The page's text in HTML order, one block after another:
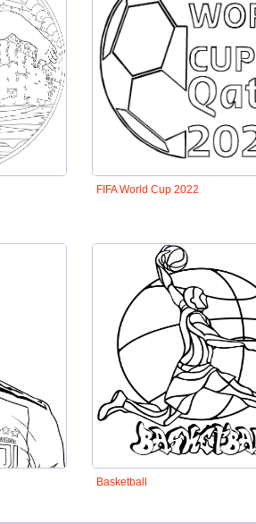
FIFA World Cup 2022
Basketball